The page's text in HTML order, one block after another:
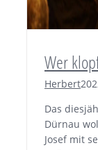
Wer
Herbert
Das
Dürnau
Josef mit